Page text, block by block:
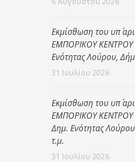
Εκμίσθωση του υπ΄
ΕΜΠΟΡΙΚΟΥ ΚΕΝΤΡΟΥ
Ενότητας Λούρου,
31 Ιουλίου 2026
Εκμίσθωση του υπ΄
ΕΜΠΟΡΙΚΟΥ ΚΕΝΤΡΟΥ
Δημ. Ενότητας
τ.μ.
31 Ιουλίου 2026